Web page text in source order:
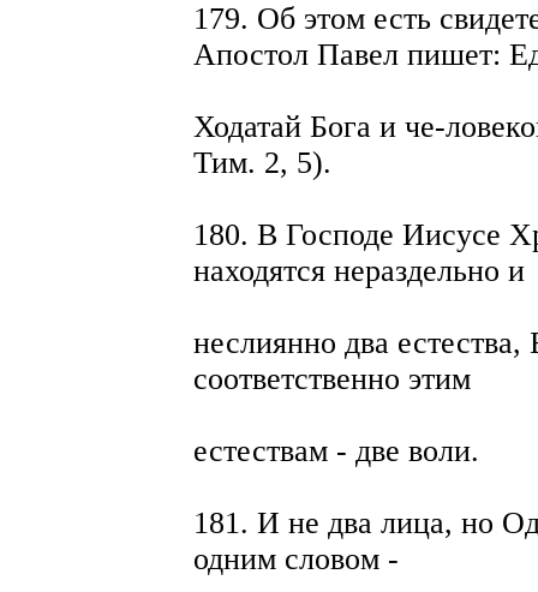
179. Об этом есть
Апостол Павел пишет:
Ходатай Бога и че-
Тим. 2, 5).
180. В Господе Иисусе
находятся нераздельно и
неслиянно два
соответственно этим
естествам - две воли.
181. И не два лица, но
одним словом -